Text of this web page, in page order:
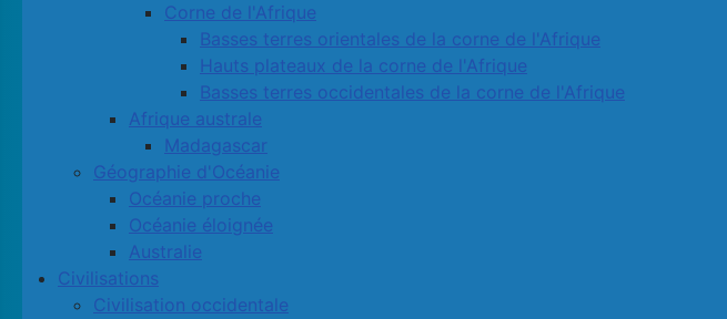
Corne de l'Afrique
Basses terres orientales de la corne de l'Afrique
Hauts plateaux de la corne de l'Afrique
Basses terres occidentales de la corne de l'Afrique
Afrique australe
Madagascar
Géographie d'Océanie
Océanie proche
Océanie éloignée
Australie
Civilisations
Civilisation occidentale